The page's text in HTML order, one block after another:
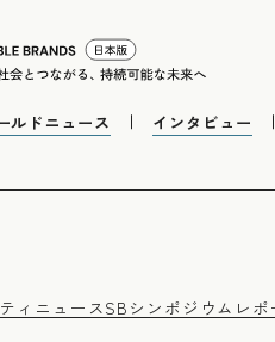
ルドニュース インタビュー
ィニュースSBシンポジウムレポ